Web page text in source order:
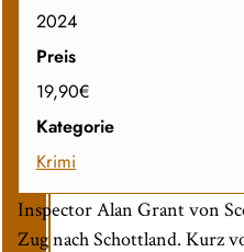
2024
Preis
19,90€
Kategorie
Krimi
Inspector Alan Grant von
Zug nach Schottland. Kurz